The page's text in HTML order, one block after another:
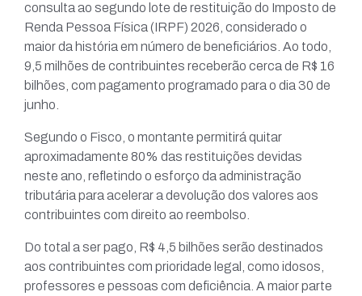
consulta ao segundo lote de restituição do Imposto de
Renda Pessoa Física (IRPF) 2026, considerado o
maior da história em número de beneficiários. Ao todo,
9,5 milhões de contribuintes receberão cerca de R$ 16
bilhões, com pagamento programado para o dia 30 de
junho.
Segundo o Fisco, o montante permitirá quitar
aproximadamente 80% das restituições devidas
neste ano, refletindo o esforço da administração
tributária para acelerar a devolução dos valores aos
contribuintes com direito ao reembolso.
Do total a ser pago, R$ 4,5 bilhões serão destinados
aos contribuintes com prioridade legal, como idosos,
professores e pessoas com deficiência. A maior parte